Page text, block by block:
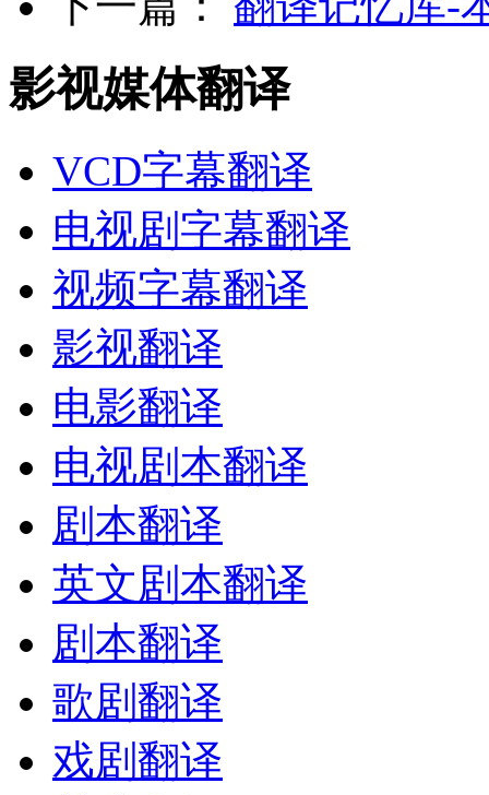
影视媒体翻译
VCD字幕翻译
电视剧字幕翻译
视频字幕翻译
影视翻译
电影翻译
电视剧本翻译
剧本翻译
英文剧本翻译
剧本翻译
歌剧翻译
戏剧翻译